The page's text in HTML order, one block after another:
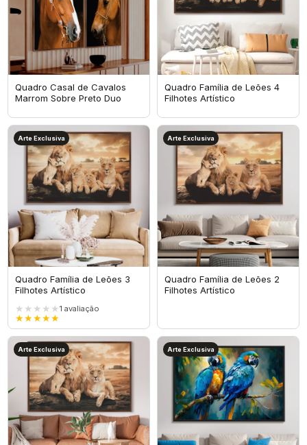
Quadro Casal de Cavalos
Marrom Sobre Preto Duo
Quadro Família de Leões 4
Filhotes Artístico
Arte Exclusiva
Quadro Família de Leões 3
Filhotes Artístico
★★★★★
★★★★★
1 avaliação
Arte Exclusiva
Quadro Família de Leões 2
Filhotes Artístico
Arte Exclusiva Arte Exclusiva